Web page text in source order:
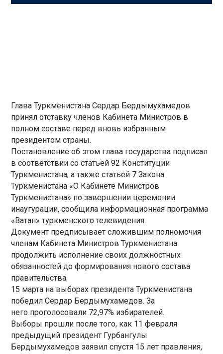
Глава Туркменистана Сердар Бердымухамедов
принял отставку членов Кабинета Министров в
полном составе перед вновь избранным
президентом страны.
Постановление об этом глава государства подписал
в соответствии со статьей 92 Конституции
Туркменистана, а также статьей 7 Закона
Туркменистана «О Кабинете Министров
Туркменистана» по завершении церемонии
инаугурации, сообщила информационная программа
«Ватан» туркменского телевидения.
Документ предписывает сложившим полномочия
членам Кабинета Министров Туркменистана
продолжить исполнение своих должностных
обязанностей до формирования нового состава
правительства.
15 марта на выборах президента Туркменистана
победил Сердар Бердымухамедов. За
него проголосовали 72,97% избирателей.
Выборы прошли после того, как 11 февраля
предыдущий президент Гурбангулы
Бердымухамедов заявил спустя 15 лет правления,